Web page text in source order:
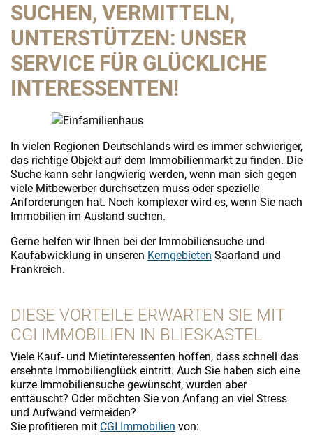
SUCHEN, VERMITTELN,
UNTERSTÜTZEN: UNSER
SERVICE FÜR GLÜCKLICHE
INTERESSENTEN!
In vielen Regionen Deutschlands wird es immer schwieriger,
das richtige Objekt auf dem Immobilienmarkt zu finden. Die
Suche kann sehr langwierig werden, wenn man sich gegen
viele Mitbewerber durchsetzen muss oder spezielle
Anforderungen hat. Noch komplexer wird es, wenn Sie nach
Immobilien im Ausland suchen.
Gerne helfen wir Ihnen bei der Immobiliensuche und
Kaufabwicklung in unseren Kerngebieten Saarland und
Frankreich.
DIESE VORTEILE ERWARTEN SIE MIT
CGI IMMOBILIEN IN BLIESKASTEL
Viele Kauf- und Mietinteressenten hoffen, dass schnell das
ersehnte Immobilienglück eintritt. Auch Sie haben sich eine
kurze Immobiliensuche gewünscht, wurden aber
enttäuscht? Oder möchten Sie von Anfang an viel Stress
und Aufwand vermeiden?
Sie profitieren mit CGI Immobilien von: